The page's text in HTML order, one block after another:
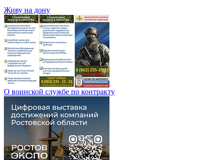
Живу на дону
О воинской службе по контракту